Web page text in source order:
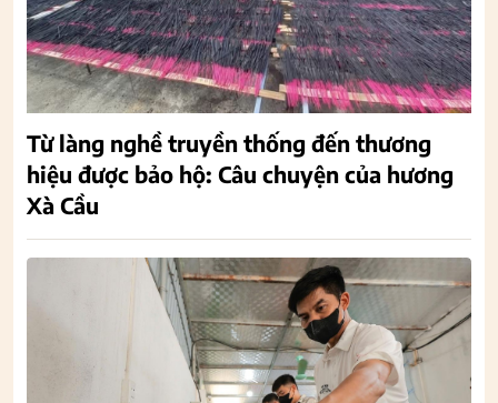
Từ làng nghề truyền thống đến thương
hiệu được bảo hộ: Câu chuyện của hương
Xà Cầu